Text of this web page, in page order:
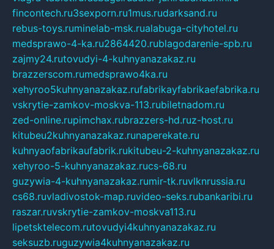
fincontech.ru3sexporn.ru1mus.rudarksand.ru
rebus-toys.ruminelab-msk.rualabuga-cityhotel.ru
medsprawo-4-ka.ru2864420.rublagodarenie-spb.ru
zajmy24.rutovudyi-4-kuhnyanazakaz.ru
brazzerscom.rumedsprawo4ka.ru
xehyroo5kuhnyanazakaz.rufabrikayfabrikaefabrika.ru
vskrytie-zamkov-moskva-113.rubiletnadom.ru
zed-online.rupimchax.rubrazzers-hd.ruz-host.ru
kitubeu2kuhnyanazakaz.runaperekate.ru
kuhnyaofabrikaufabrik.rukitubeu-2-kuhnyanazakaz.ru
xehyroo-5-kuhnyanazakaz.rucs-68.ru
guzywia-4-kuhnyanazakaz.rumir-tk.ruvlknrussia.ru
cs68.ruvladivostok-map.ruvideo-seks.rubankaribi.ru
raszar.ruvskrytie-zamkov-moskva113.ru
lipetsktelecom.rutovudyi4kuhnyanazakaz.ru
seksuzb.ruguzywia4kuhnyanazakaz.ru